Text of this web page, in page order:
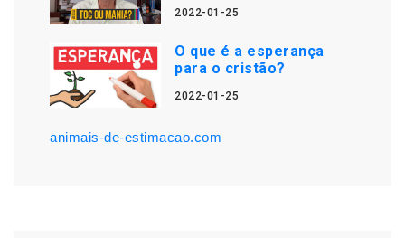
2022-01-25
O que é a esperança
para o cristão?
2022-01-25
animais-de-estimacao.com